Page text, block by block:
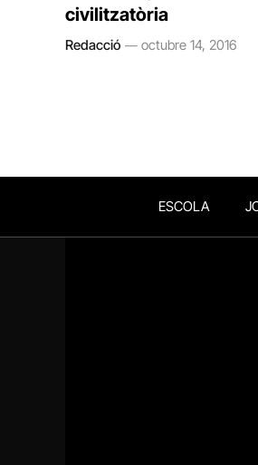
civilitzatòria
Redacció octubre 14, 2016
ESCOLA